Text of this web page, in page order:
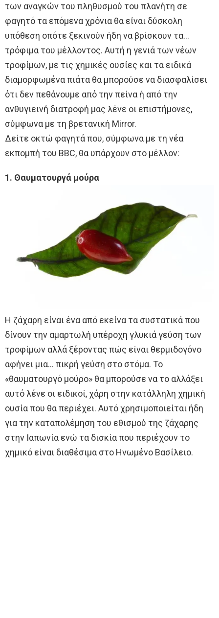
των αναγκών του πληθυσμού του πλανήτη σε
φαγητό τα επόμενα χρόνια θα είναι δύσκολη
υπόθεση οπότε ξεκινούν ήδη να βρίσκουν τα…
τρόφιμα του μέλλοντος. Αυτή η γενιά των νέων
τροφίμων, με τις χημικές ουσίες και τα ειδικά
διαμορφωμένα πιάτα θα μπορούσε να διασφαλίσει
ότι δεν πεθάνουμε από την πείνα ή από την
ανθυγιεινή διατροφή μας λένε οι επιστήμονες,
σύμφωνα με τη βρετανική Mirror.
Δείτε οκτώ φαγητά που, σύμφωνα με τη νέα
εκπομπή του BBC, θα υπάρχουν στο μέλλον:
1. Θαυματουργά μούρα
Η ζάχαρη είναι ένα από εκείνα τα συστατικά που
δίνουν την αμαρτωλή υπέροχη γλυκιά γεύση των
τροφίμων αλλά ξέροντας πώς είναι θερμιδογόνο
αφήνει μια… πικρή γεύση στο στόμα. Το
«θαυματουργό μούρο» θα μπορούσε να το αλλάξει
αυτό λένε οι ειδικοί, χάρη στην κατάλληλη χημική
ουσία που θα περιέχει. Αυτό χρησιμοποιείται ήδη
για την καταπολέμηση του εθισμού της ζάχαρης
στην Ιαπωνία ενώ τα δισκία που περιέχουν το
χημικό είναι διαθέσιμα στο Ηνωμένο Βασίλειο.